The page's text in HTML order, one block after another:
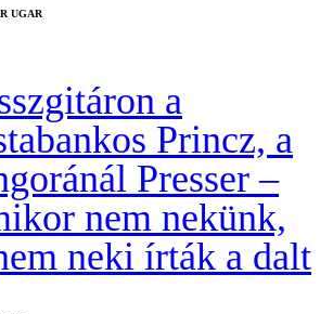
UGAR
a
Princz, a
Presser –
nem nekünk,
neki írták a dalt